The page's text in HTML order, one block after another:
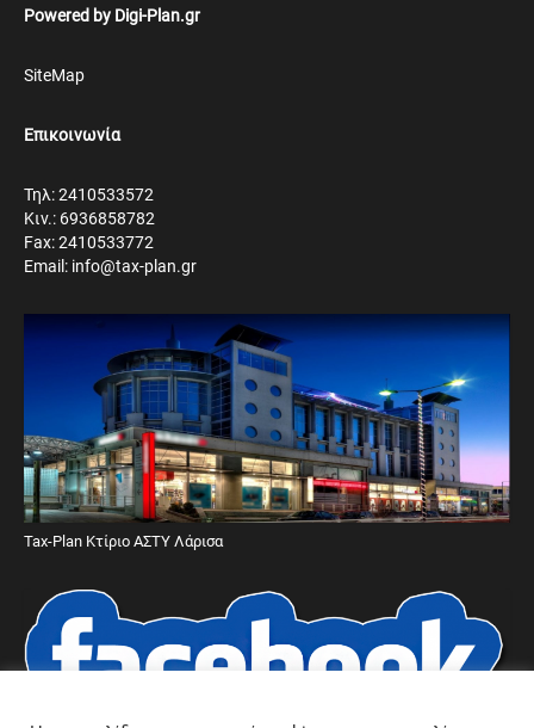
Powered by Digi-Plan.gr
SiteMap
Επικοινωνία
Τηλ: 2410533572
Κιν.: 6936858782
Fax: 2410533772
Email: info@tax-plan.gr
Tax-Plan Κτίριο ΑΣΤΥ Λάρισα